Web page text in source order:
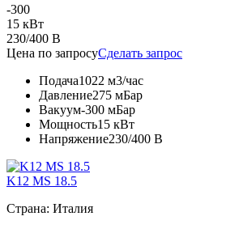
-300
15 кВт
230/400 В
Цена по запросуСделать запрос
Подача1022 м3/час
Давление275 мБар
Вакуум-300 мБар
Мощность15 кВт
Напряжение230/400 В
K12 MS 18.5
Страна: Италия